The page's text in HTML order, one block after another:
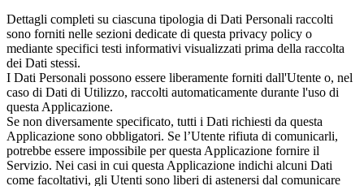
Dettagli completi su ciascuna tipologia di Dati Personali raccolti
sono forniti nelle sezioni dedicate di questa privacy policy o
mediante specifici testi informativi visualizzati prima della raccolta
dei Dati stessi.
I Dati Personali possono essere liberamente forniti dall'Utente o, nel
caso di Dati di Utilizzo, raccolti automaticamente durante l'uso di
questa Applicazione.
Se non diversamente specificato, tutti i Dati richiesti da questa
Applicazione sono obbligatori. Se l’Utente rifiuta di comunicarli,
potrebbe essere impossibile per questa Applicazione fornire il
Servizio. Nei casi in cui questa Applicazione indichi alcuni Dati
come facoltativi, gli Utenti sono liberi di astenersi dal comunicare